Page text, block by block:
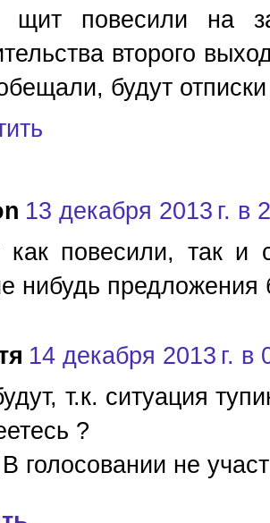
щит повесили на
второго
будут
13 декабря 2013 г. в
повесили, так и
нибудь предложения
14 декабря 2013 г. в
т.к. ситуация
?
голосовании не